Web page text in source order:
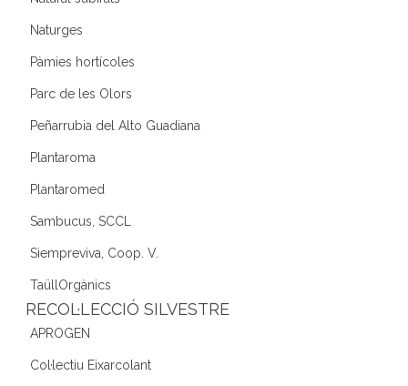
Naturges
Pàmies hortícoles
Parc de les Olors
Peñarrubia del Alto Guadiana
Plantaroma
Plantaromed
Sambucus, SCCL
Siempreviva, Coop. V.
TaüllOrgànics
RECOL·LECCIÓ SILVESTRE
APROGEN
Col·lectiu Eixarcolant